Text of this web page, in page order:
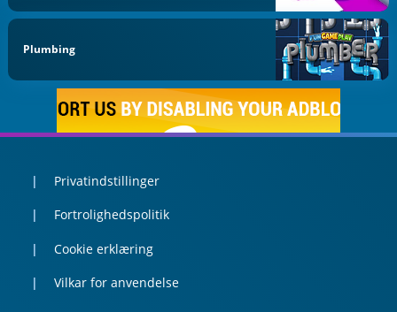
Plumbing
Privatindstillinger
Fortrolighedspolitik
Cookie erklæring
Vilkar for anvendelse